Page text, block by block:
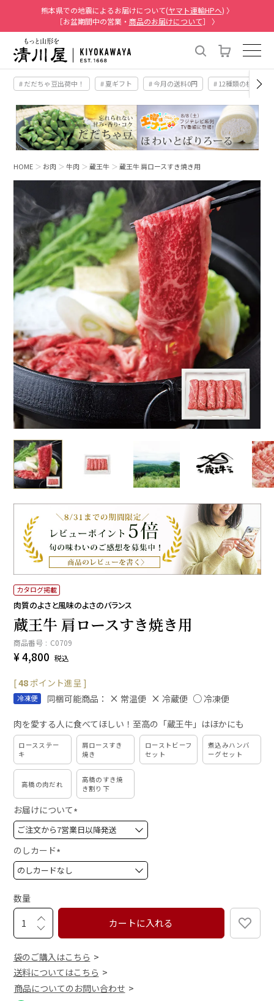
熊本県での地震によるお届けについて(ヤマト運輸HPへ) 〉
［お盆期間中の営業・ 商品のお届けについて］ 〉
# だだちゃ豆出荷中！ # 夏ギフト # 今月の送料0円 # 12種類の桃
HOME お肉 牛肉 蔵王牛 蔵王牛 肩ロースすき焼き用
カタログ掲載
肉質のよさと風味のよさのバランス
蔵王牛 肩ロースすき焼き用
商品番号 C0709
¥4,800 税込
[48ポイント進呈 ]
冷凍便 同梱可能商品： 常温便 冷蔵便 冷凍便
肉を愛する人に食べてほしい！至高の「蔵王牛」はほかにも
ロースステー
キ
肩ロースすき
焼き
ローストビーフ
セット
煮込みハンバ
ーグセット
高橋の肉だれ
高橋のすき焼
き割り下
お届けについて
(
必
)
のしカード
(
必
数量
カートに入れる
袋のご購入はこちら
送料についてはこちら
商品についてのお問い合わせ